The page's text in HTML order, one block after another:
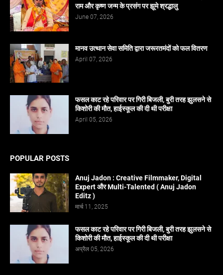
राम और कृष्ण जन्म के प्रसंग पर झूमे श्रद्धालु
June 07, 2026
मानव उत्थान सेवा समिति द्वारा जरूरतमंदों को फल वितरण
April 07, 2026
फसल काट रहे परिवार पर गिरी बिजली, बुरी तरह झुलसने से
किशोरी की मौत, हाईस्कूल की दी थी परीक्षा
April 05, 2026
POPULAR POSTS
Anuj Jadon : Creative Filmmaker, Digital
Expert और Multi-Talented ( Anuj Jadon
Editz )
मार्च 11, 2025
फसल काट रहे परिवार पर गिरी बिजली, बुरी तरह झुलसने से
किशोरी की मौत, हाईस्कूल की दी थी परीक्षा
अप्रैल 05, 2026